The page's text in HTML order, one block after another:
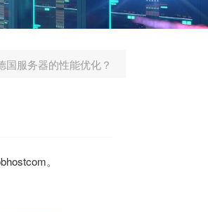
国服务器的性能优化？
。